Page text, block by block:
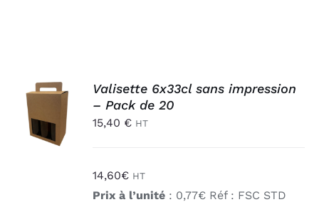
AJOUTER
PANIER
DÉTAILS
Valisette 6x33cl sans impression
– Pack de 20
15,40 € HT
14,60€ HT
Prix à l’unité : 0,77€ Réf : FSC STD